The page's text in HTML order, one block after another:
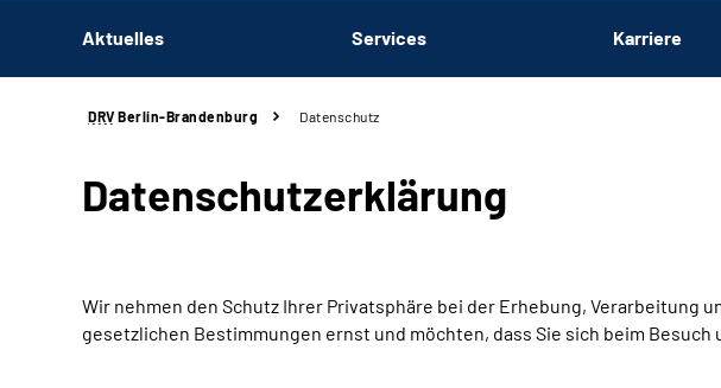
Aktuelles Services Karriere
DRV Berlin-Brandenburg Datenschutz
Datenschutzerklärung
Wir nehmen den Schutz Ihrer Privatsphäre bei der Erhebung, Verarbeitung
gesetzlichen Bestimmungen ernst und möchten, dass Sie sich beim Besuch